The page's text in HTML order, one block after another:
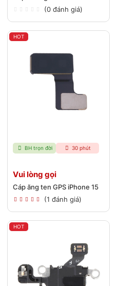
(0 đánh giá)
HOT
BH trọn đời 30 phút
Vui lòng gọi
Cáp ăng ten GPS iPhone 15
(1 đánh giá)
HOT